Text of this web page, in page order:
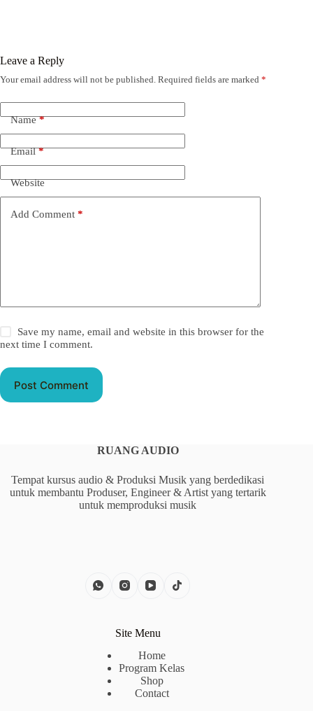
Leave a Reply
Your email address will not be published. Required fields are marked *
Name*
Email*
Website
Add Comment *
Save my name, email and website in this browser for the
next time I comment.
Post Comment
RUANG AUDIO
Tempat kursus audio & Produksi Musik yang berdedikasi
untuk membantu Produser, Engineer & Artist yang tertarik
untuk memproduksi musik
Site Menu
Home
Program Kelas
Shop
Contact